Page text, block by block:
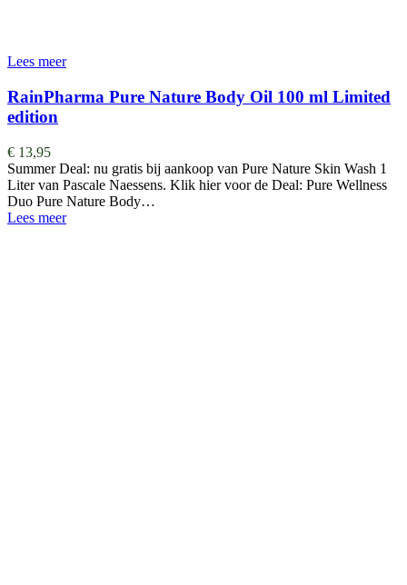
Lees meer
RainPharma Pure Nature Body Oil 100 ml Limited
edition
€ 13,95
Summer Deal: nu gratis bij aankoop van Pure Nature Skin Wash 1
Liter van Pascale Naessens. Klik hier voor de Deal: Pure Wellness
Duo Pure Nature Body…
Lees meer